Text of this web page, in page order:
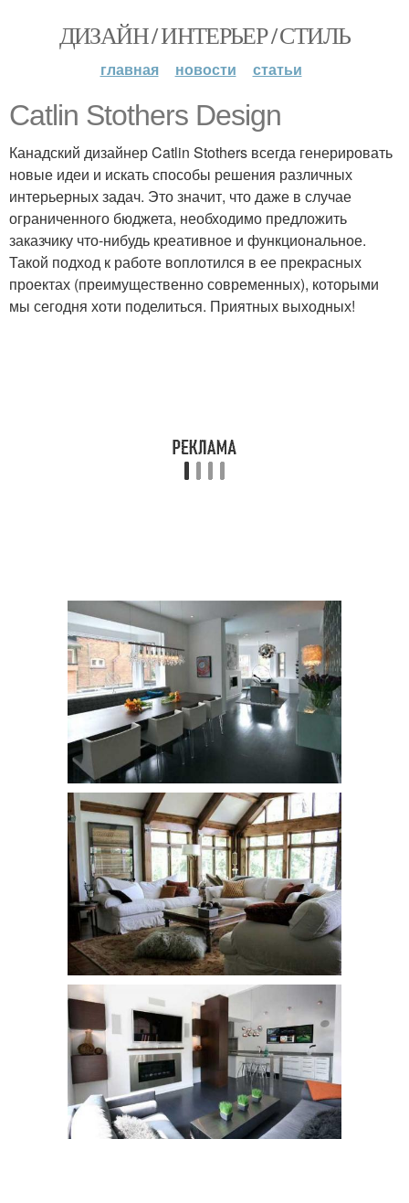
ДИЗАЙН / ИНТЕРЬЕР / СТИЛЬ
главная новости статьи
Catlin Stothers Design
Канадский дизайнер Catlin Stothers всегда генерировать
новые идеи и искать способы решения различных
интерьерных задач. Это значит, что даже в случае
ограниченного бюджета, необходимо предложить
заказчику что-нибудь креативное и функциональное.
Такой подход к работе воплотился в ее прекрасных
проектах (преимущественно современных), которыми
мы сегодня хоти поделиться. Приятных выходных!